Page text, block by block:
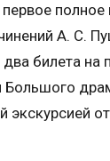
А. С.
билета на
Большого
экскурсией